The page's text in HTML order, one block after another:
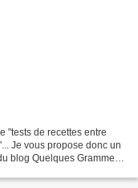
"tests de recettes entre
Je vous propose donc un
blog Quelques Grammes